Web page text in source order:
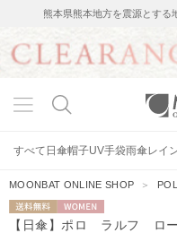
熊本県熊本地方を震源とする
すべて 日傘帽子UV手袋雨傘レイ
MOONBAT ONLINE SHOP ＞
送料無料 WOMEN
【日傘】ポロ ラルフ ロ